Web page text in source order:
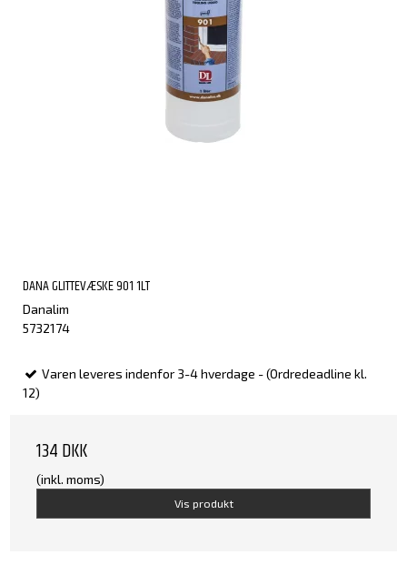
DANA GLITTEVÆSKE 901 1LT
Danalim
5732174
Varen leveres indenfor 3-4 hverdage - (Ordredeadline kl.
12)
134 DKK
(inkl. moms)
Vis produkt